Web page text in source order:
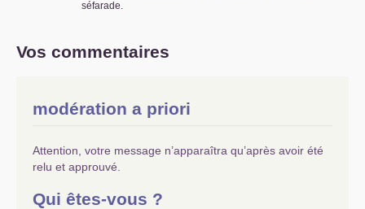
séfarade.
Vos commentaires
modération a priori
Attention, votre message n’apparaîtra qu’après avoir été
relu et approuvé.
Qui êtes-vous ?